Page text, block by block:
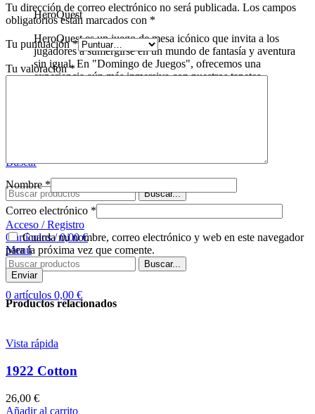
HeroQuest
HeroQuest es un juego de mesa icónico que invita a los
jugadores a sumergirse en un mundo de fantasía y aventura
sin igual. En "Domingo de Juegos", ofrecemos una
experiencia aún más inmersiva con nuestros tapetes
Buscar
Buscar...
Acceso / Registro
0 artículos / 0,00€
Menú
Buscar...
0 artículos 0,00 €
Tu dirección de correo electrónico no será publicada. Los campos
obligatorios están marcados con *
Tu puntuación*
Tu valoración*
Nombre*
Correo electrónico *
Guarda mi nombre, correo electrónico y web en este navegador
para la próxima vez que comente.
Productos relacionados
Vista rápida
1922 Cotton
26,00 €
Añadir al carrito